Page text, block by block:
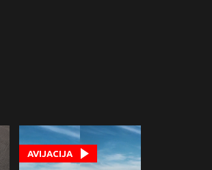
AVIJACIJA